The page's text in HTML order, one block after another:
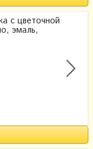
с цветочной
эмаль,